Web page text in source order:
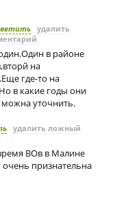
удалить
в районе
на
где-то на
в какие годы они
можна уточнить.
удалить ложный
ВОв в Малине
признательна